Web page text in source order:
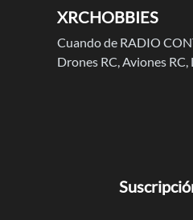
XRCHOBBIES
Cuando de RADIO
Drones RC, Aviones